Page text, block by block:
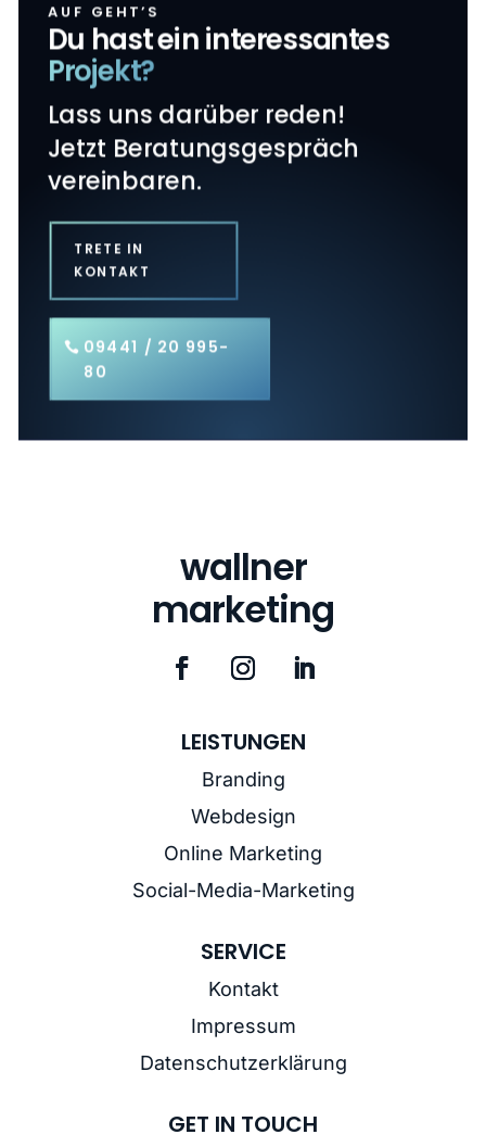
AUF GEHT’S
Du hast ein interessantes
Projekt?
Lass uns darüber reden!
Jetzt Beratungsgespräch
vereinbaren.
TRETE IN
KONTAKT
09441 / 20 995-
80
wallner
marketing
LEISTUNGEN
Branding
Webdesign
Online Marketing
Social-Media-Marketing
SERVICE
Kontakt
Impressum
Datenschutzerklärung
GET IN TOUCH